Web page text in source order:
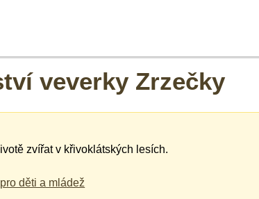
veverky Zrzečky
zvířat v křivoklátských lesích.
děti a mládež